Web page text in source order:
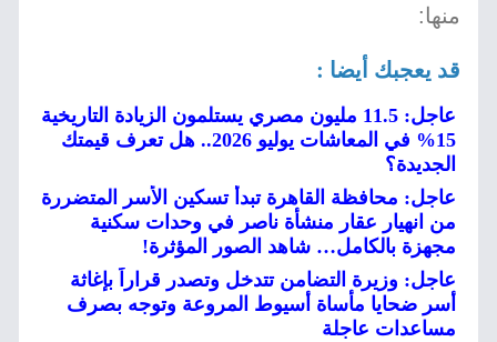
منها:
قد يعجبك أيضا :
عاجل: 11.5 مليون مصري يستلمون الزيادة التاريخية
15% في المعاشات يوليو 2026.. هل تعرف قيمتك
الجديدة؟
عاجل: محافظة القاهرة تبدأ تسكين الأسر المتضررة
من انهيار عقار منشأة ناصر في وحدات سكنية
مجهزة بالكامل… شاهد الصور المؤثرة!
عاجل: وزيرة التضامن تتدخل وتصدر قراراً بإغاثة
أسر ضحايا مأساة أسيوط المروعة وتوجه بصرف
مساعدات عاجلة